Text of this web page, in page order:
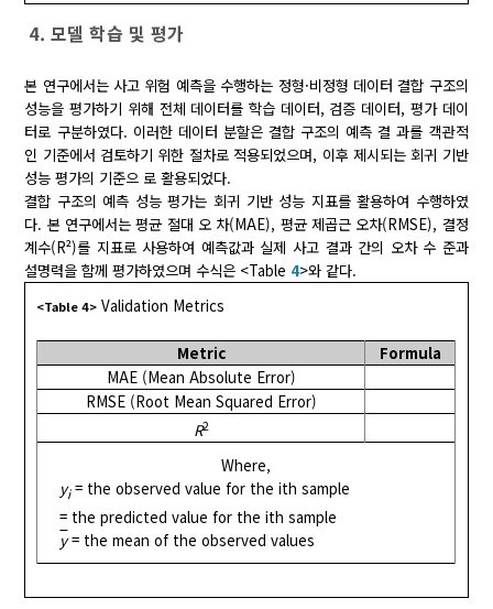
4. 모델 학습 및 평가
본 연구에서는 사고 위험 예측을 수행하는 정형·비정형 데이터 결합 구조의
성능을 평가하기 위해 전체 데이터를 학습 데이터, 검증 데이터, 평가 데이
터로 구분하였다. 이러한 데이터 분할은 결합 구조의 예측 결 과를 객관적
인 기준에서 검토하기 위한 절차로 적용되었으며, 이후 제시되는 회귀 기반
성능 평가의 기준으 로 활용되었다.
결합 구조의 예측 성능 평가는 회귀 기반 성능 지표를 활용하여 수행하였
다. 본 연구에서는 평균 절대 오 차(MAE), 평균 제곱근 오차(RMSE), 결정
계수(R²)를 지표로 사용하여 예측값과 실제 사고 결과 간의 오차 수 준과
설명력을 함께 평가하였으며 수식은 <Table 4>와 같다.
<Table 4> Validation Metrics
Metric
Formula
MAE (Mean Absolute Error)
RMSE (Root Mean Squared Error)
R2
Where,
yi= the observed value for the ith sample
= the predicted value for the ith sample
y= the mean of the observed values